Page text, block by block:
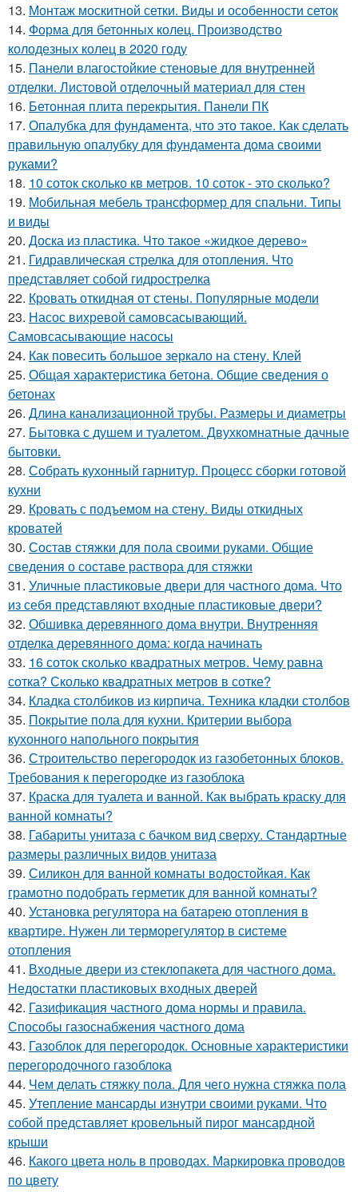
13. Монтаж москитной сетки. Виды и особенности сеток
14. Форма для бетонных колец. Производство
колодезных колец в 2020 году
15. Панели влагостойкие стеновые для внутренней
отделки. Листовой отделочный материал для стен
16. Бетонная плита перекрытия. Панели ПК
17. Опалубка для фундамента, что это такое. Как сделать
правильную опалубку для фундамента дома своими
руками?
18. 10 соток сколько кв метров. 10 соток - это сколько?
19. Мобильная мебель трансформер для спальни. Типы
и виды
20. Доска из пластика. Что такое «жидкое дерево»
21. Гидравлическая стрелка для отопления. Что
представляет собой гидрострелка
22. Кровать откидная от стены. Популярные модели
23. Насос вихревой самовсасывающий.
Самовсасывающие насосы
24. Как повесить большое зеркало на стену. Клей
25. Общая характеристика бетона. Общие сведения о
бетонах
26. Длина канализационной трубы. Размеры и диаметры
27. Бытовка с душем и туалетом. Двухкомнатные дачные
бытовки.
28. Собрать кухонный гарнитур. Процесс сборки готовой
кухни
29. Кровать с подъемом на стену. Виды откидных
кроватей
30. Состав стяжки для пола своими руками. Общие
сведения о составе раствора для стяжки
31. Уличные пластиковые двери для частного дома. Что
из себя представляют входные пластиковые двери?
32. Обшивка деревянного дома внутри. Внутренняя
отделка деревянного дома: когда начинать
33. 16 соток сколько квадратных метров. Чему равна
сотка? Сколько квадратных метров в сотке?
34. Кладка столбиков из кирпича. Техника кладки столбов
35. Покрытие пола для кухни. Критерии выбора
кухонного напольного покрытия
36. Строительство перегородок из газобетонных блоков.
Требования к перегородке из газоблока
37. Краска для туалета и ванной. Как выбрать краску для
ванной комнаты?
38. Габариты унитаза с бачком вид сверху. Стандартные
размеры различных видов унитаза
39. Силикон для ванной комнаты водостойкая. Как
грамотно подобрать герметик для ванной комнаты?
40. Установка регулятора на батарею отопления в
квартире. Нужен ли терморегулятор в системе
отопления
41. Входные двери из стеклопакета для частного дома.
Недостатки пластиковых входных дверей
42. Газификация частного дома нормы и правила.
Способы газоснабжения частного дома
43. Газоблок для перегородок. Основные характеристики
перегородочного газоблока
44. Чем делать стяжку пола. Для чего нужна стяжка пола
45. Утепление мансарды изнутри своими руками. Что
собой представляет кровельный пирог мансардной
крыши
46. Какого цвета ноль в проводах. Маркировка проводов
по цвету